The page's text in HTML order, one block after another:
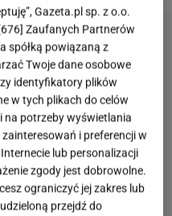
Gazeta.pl sp. z o.o.
676] Zaufanych Partnerów
spółką powiązaną z
Twoje dane osobowe
identyfikatory plików
w tych plikach do celów
na potrzeby wyświetlania
i preferencji w
lub personalizacji
zgody jest dobrowolne.
ograniczyć jej zakres lub
przejdź do